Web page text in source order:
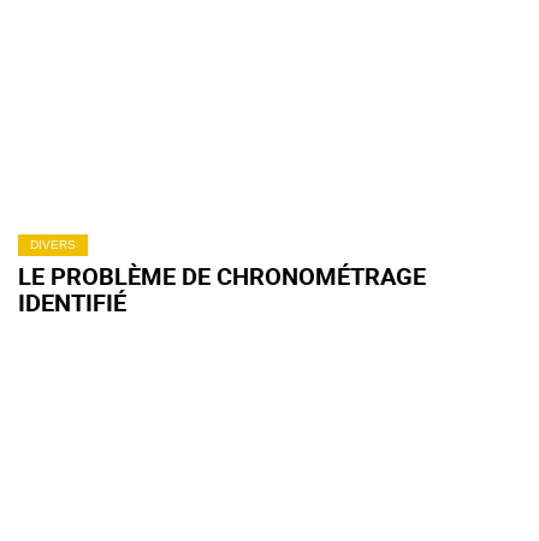
DIVERS
LE PROBLÈME DE CHRONOMÉTRAGE
IDENTIFIÉ